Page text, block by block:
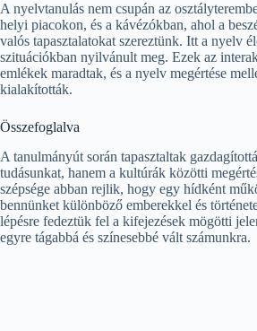
A nyelvtanulás nem csupán az
helyi piacokon, és a kávézókban, ahol a
valós tapasztalatokat szereztünk. Itt a nyelv
szituációkban nyilvánult meg. Ezek az
emlékek maradtak, és a nyelv megértése
kialakították.
Összefoglalva
A tanulmányút során tapasztaltak
tudásunkat, hanem a kultúrák közötti
szépsége abban rejlik, hogy egy hídként
bennünket különböző emberekkel és
lépésre fedeztük fel a kifejezések mögötti
egyre tágabbá és színesebbé vált számunkra.